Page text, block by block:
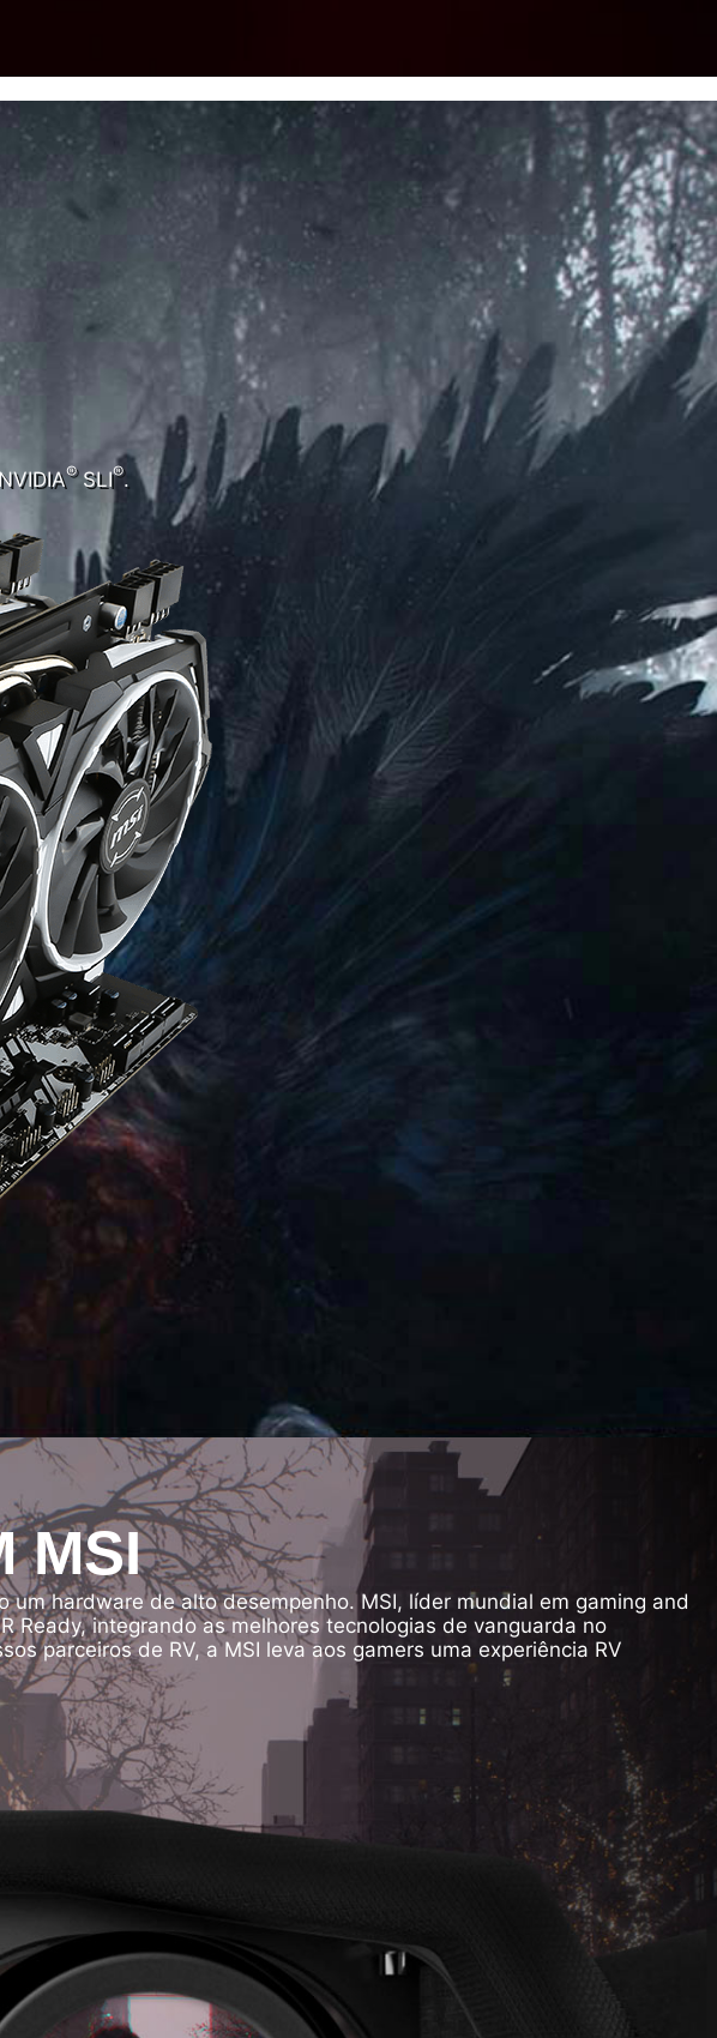
®SLI®.
MSI
hardware de alto desempenho. MSI, líder mundial em gaming and
Ready, integrando as melhores tecnologias de vanguarda no
parceiros de RV, a MSI leva aos gamers uma experiência RV